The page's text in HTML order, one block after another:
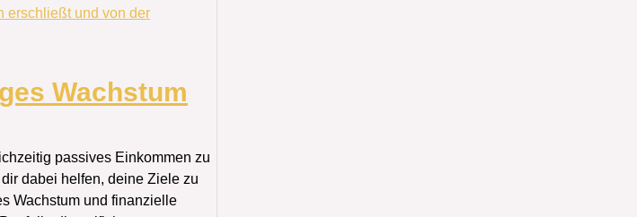
erschließt und von der
Wachstum
passives Einkommen zu
dabei helfen, deine Ziele zu
Wachstum und finanzielle